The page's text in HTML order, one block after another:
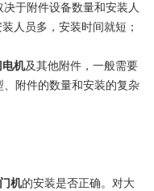
决于附件设备数量和安装人
人员多，安装时间就短；
电机及其他附件，一般需要
、附件的数量和安装的复杂
机的安装是否正确。对大